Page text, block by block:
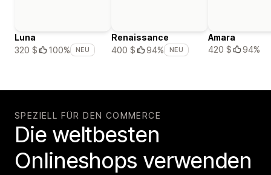
Luna
320 $
100% NEU
Renaissance
400 $
94% NEU
Amara
420 $
94%
SPEZIELL FÜR DEN COMMERCE
Die weltbesten
Onlineshops verwenden